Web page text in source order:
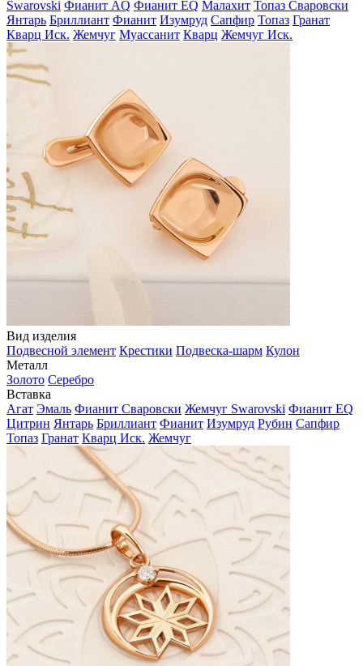
Swarovski Фианит AQ Фианит EQ Малахит Топаз Сваровски
Янтарь Бриллиант Фианит Изумруд Сапфир Топаз Гранат
Кварц Иск. Жемчуг Муассанит Кварц Жемчуг Иск.
Вид изделия
Подвесной элемент Крестики Подвеска-шарм Кулон
Металл
Золото Серебро
Вставка
Агат Эмаль Фианит Сваровски Жемчуг Swarovski Фианит EQ
Цитрин Янтарь Бриллиант Фианит Изумруд Рубин Сапфир
Топаз Гранат Кварц Иск. Жемчуг